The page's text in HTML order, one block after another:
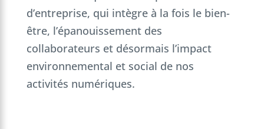
d’entreprise, qui intègre à la fois le bien-
être, l’épanouissement des
collaborateurs et désormais l’impact
environnemental et social de nos
activités numériques.